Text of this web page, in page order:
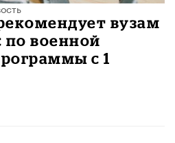
вузам
по военной
с 1